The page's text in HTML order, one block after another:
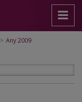
> Any 2009